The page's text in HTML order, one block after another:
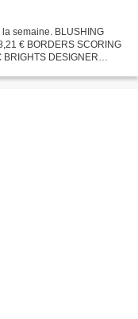
semaine. BLUSHING
€ BORDERS SCORING
BRIGHTS DESIGNER